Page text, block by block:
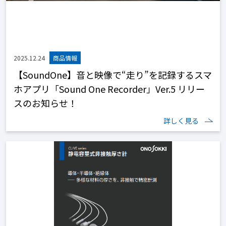
2025.12.24
【SoundOne】音と映像で“走り”を記録するスマ
ホアプリ「Sound One Recorder」Ver.5 リリー
スのお知らせ！
詳しく見る